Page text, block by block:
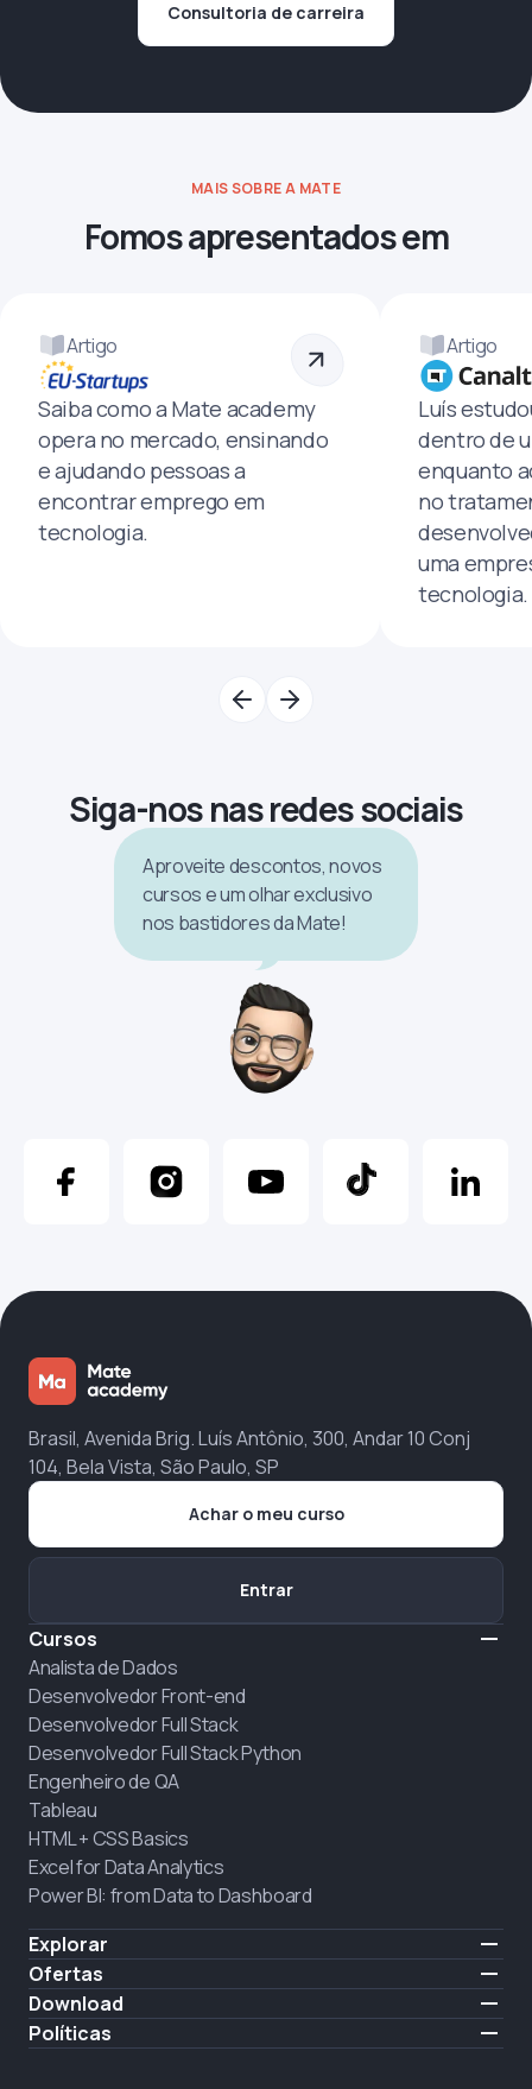
Consultoria de carreira
MAIS SOBRE A MATE
Fomos apresentados em
Artigo
Saiba como a Mate academy
opera no mercado, ensinando
e ajudando pessoas a
encontrar emprego em
tecnologia.
Artigo
Luís
dentro de
enquanto
no
uma
tecnologia.
Siga-nos nas redes sociais
Aproveite descontos, novos
cursos e um olhar exclusivo
nos bastidores da Mate!
Brasil, Avenida Brig. Luís Antônio, 300, Andar 10 Conj
104, Bela Vista, São Paulo, SP
Cursos
Analista de Dados
Desenvolvedor Front-end
Desenvolvedor Full Stack
Desenvolvedor Full Stack Python
Engenheiro de QA
Tableau
HTML + CSS Basics
Excel for Data Analytics
Power BI: from Data to Dashboard
Explorar
Preço
Sobre nós
Carreiras
Ofertas
Contratar alunos
Download
iOS
Políticas
Achar o meu curso
Entrar